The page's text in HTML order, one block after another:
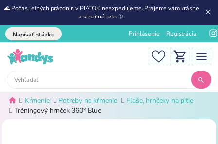
🌊 Počas letných prázdnin v PIATOK neexpedujeme. Prajeme vám krásne
a slnečné leto 🌞
Napísať otázku Prihlásenie Registrácia
Kŕmenie Potreby na kŕmenie
Fľaše, hrnčeky na pitie
Tréningový hrnček 360° Blue